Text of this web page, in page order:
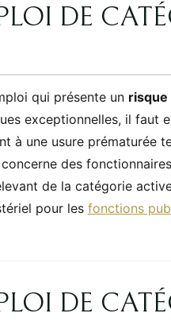
DE
qui présente un
exceptionnelles, il faut
à une usure prématurée
des
de la catégorie
pour les fonctions
DE